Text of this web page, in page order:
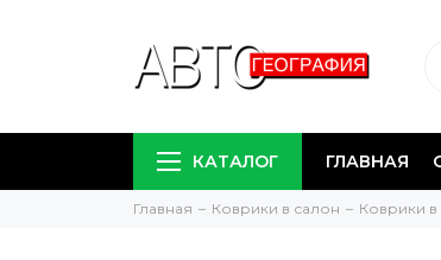
КАТАЛОГ ГЛАВНАЯ
Главная Коврики в салон Коврики в